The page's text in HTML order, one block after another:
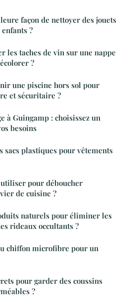
façon de nettoyer des jouets
?
les taches de vin sur une nappe
?
une piscine hors sol pour
et sécuritaire ?
à Guingamp : choisissez un
besoins
sacs plastiques pour vêtements
pour déboucher
de cuisine ?
naturels pour éliminer les
rideaux occultants ?
chiffon microfibre pour un
pour garder des coussins
?